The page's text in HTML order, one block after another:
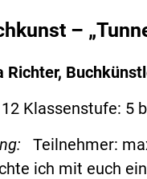
–
Richter,
Klassenstufe: 5
Teilnehmer:
ich mit euch